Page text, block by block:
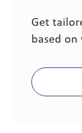
Get
based